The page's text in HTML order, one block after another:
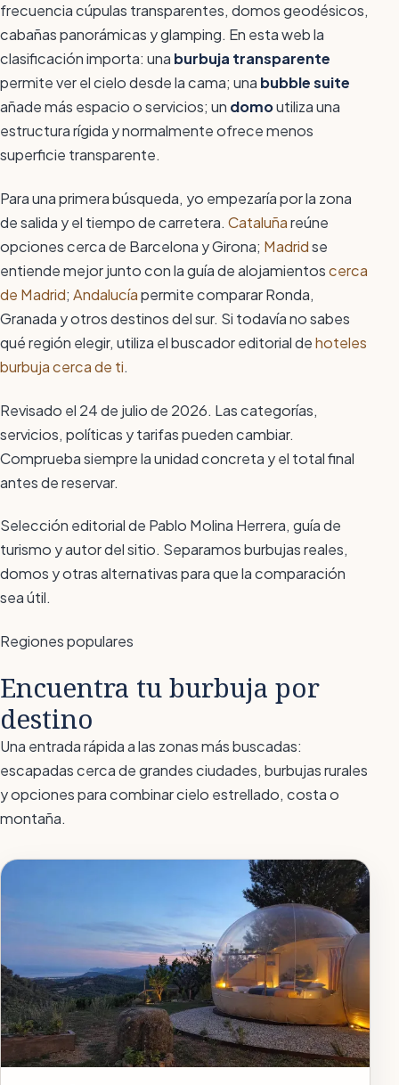
frecuencia cúpulas transparentes, domos geodésicos,
cabañas panorámicas y glamping. En esta web la
clasificación importa: una burbuja transparente
permite ver el cielo desde la cama; una bubble suite
añade más espacio o servicios; un domoutiliza una
estructura rígida y normalmente ofrece menos
superficie transparente.
Para una primera búsqueda, yo empezaría por la zona
de salida y el tiempo de carretera. Cataluñareúne
opciones cerca de Barcelona y Girona; Madridse
entiende mejor junto con la guía de alojamientoscerca
de Madrid; Andalucíapermite comparar Ronda,
Granada y otros destinos del sur. Si todavía no sabes
qué región elegir, utiliza el buscador editorial dehoteles
burbuja cerca de ti.
Revisado el 24 de julio de 2026. Las categorías,
servicios, políticas y tarifas pueden cambiar.
Comprueba siempre la unidad concreta y el total final
antes de reservar.
Selección editorial de Pablo Molina Herrera, guía de
turismo y autor del sitio. Separamos burbujas reales,
domos y otras alternativas para que la comparación
sea útil.
Regiones populares
Encuentra tu burbuja por
destino
Una entrada rápida a las zonas más buscadas:
escapadas cerca de grandes ciudades, burbujas rurales
y opciones para combinar cielo estrellado, costa o
montaña.